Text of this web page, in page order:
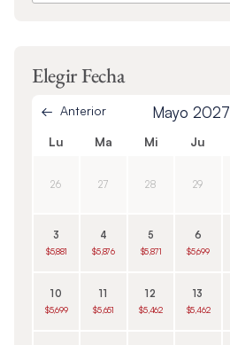
Elegir Fecha
Anterior Mayo 2027
Lu Ma Mi Ju
26 27 28 29
3
$5,881
4
$5,876
5
$5,871
6
$5,699
10
$5,699
11
$5,651
12
$5,462
13
$5,462